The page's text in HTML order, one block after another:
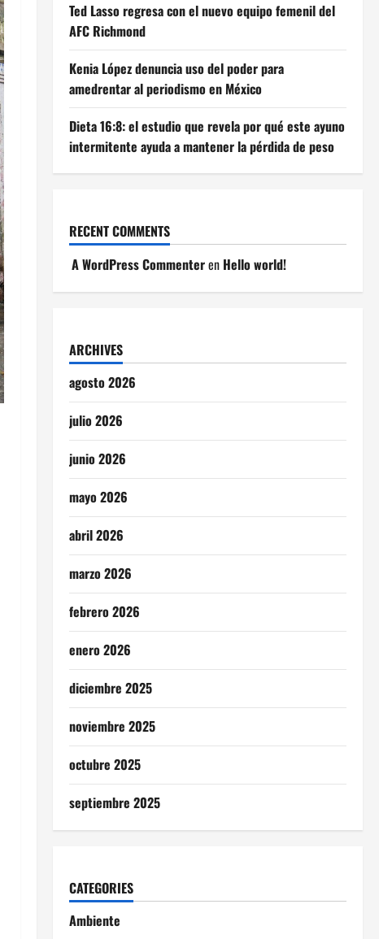
Ted Lasso regresa con el nuevo equipo femenil del
AFC Richmond
Kenia López denuncia uso del poder para
amedrentar al periodismo en México
Dieta 16:8: el estudio que revela por qué este ayuno
intermitente ayuda a mantener la pérdida de peso
RECENT COMMENTS
A WordPress Commenteren Hello world!
ARCHIVES
agosto 2026
julio 2026
junio 2026
mayo 2026
abril 2026
marzo 2026
febrero 2026
enero 2026
diciembre 2025
noviembre 2025
octubre 2025
septiembre 2025
CATEGORIES
Ambiente